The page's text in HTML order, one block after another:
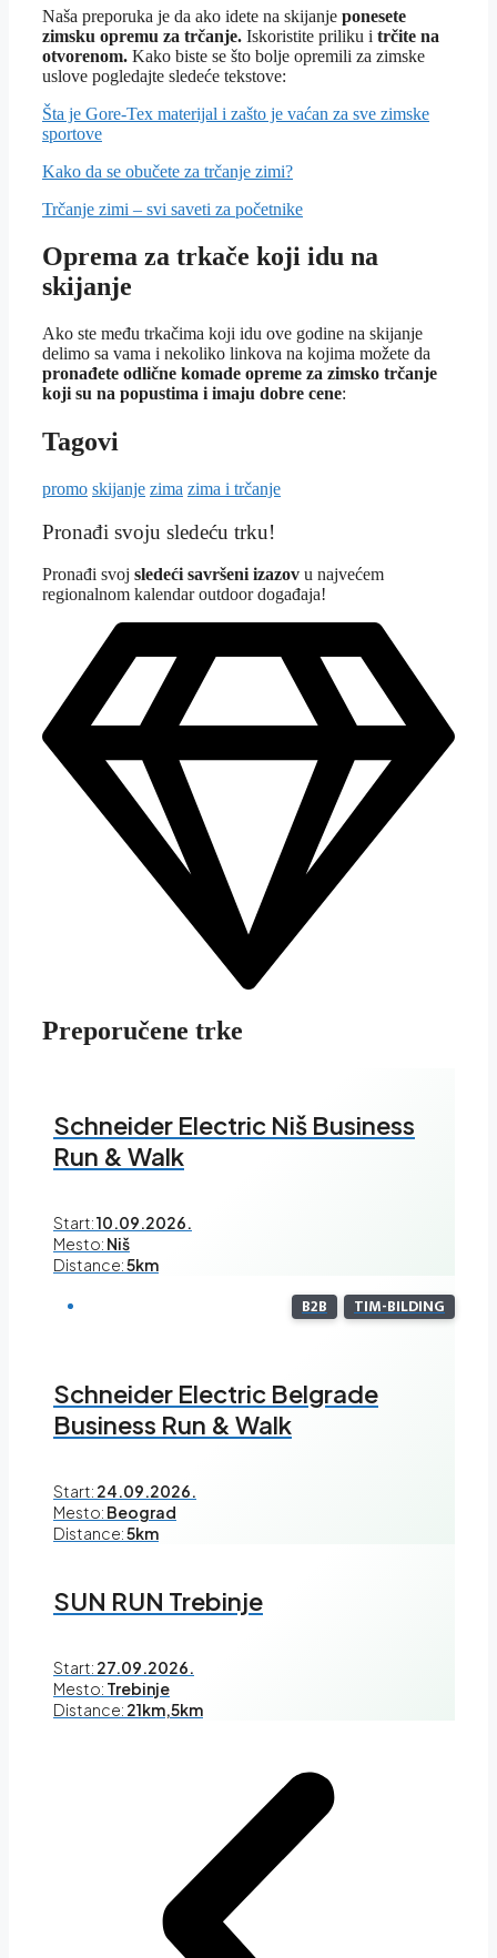
Naša preporuka je da ako idete na skijanje ponesete
zimsku opremu za trčanje. Iskoristite priliku i trčite na
otvorenom. Kako biste se što bolje opremili za zimske
uslove pogledajte sledeće tekstove:
Šta je Gore-Tex materijal i zašto je vaćan za sve zimske
sportove
Kako da se obučete za trčanje zimi?
Trčanje zimi – svi saveti za početnike
Oprema za trkače koji idu na
skijanje
Ako ste među trkačima koji idu ove godine na skijanje
delimo sa vama i nekoliko linkova na kojima možete da
pronađete odlične komade opreme za zimsko trčanje
koji su na popustima i imaju dobre cene:
Tagovi
promo skijanje zima zima i trčanje
Pronađi svoju sledeću trku!
Pronađi svoj sledeći savršeni izazov u najvećem
regionalnom kalendar outdoor događaja!
Preporučene trke
Schneider Electric Niš Business
Run & Walk
Start:10.09.2026.
Mesto: Niš
Distance:5km
B2B TIM-BILDING
Schneider Electric Belgrade
Business Run & Walk
Start: 24.09.2026.
Mesto: Beograd
Distance:5km
SUN RUN Trebinje
Start: 27.09.2026.
Mesto: Trebinje
Distance: 21km,5km